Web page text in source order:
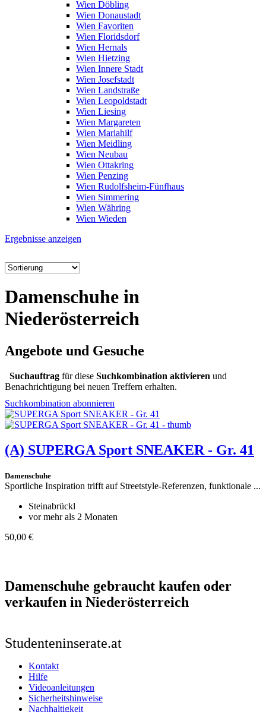
Wien Döbling
Wien Donaustadt
Wien Favoriten
Wien Floridsdorf
Wien Hernals
Wien Hietzing
Wien Innere Stadt
Wien Josefstadt
Wien Landstraße
Wien Leopoldstadt
Wien Liesing
Wien Margareten
Wien Mariahilf
Wien Meidling
Wien Neubau
Wien Ottakring
Wien Penzing
Wien Rudolfsheim-Fünfhaus
Wien Simmering
Wien Währing
Wien Wieden
Ergebnisse anzeigen
Damenschuhe in
Niederösterreich
Angebote und Gesuche
Suchauftrag für diese Suchkombination aktivieren und
Benachrichtigung bei neuen Treffern erhalten.
Suchkombination abonnieren
(A) SUPERGA Sport SNEAKER - Gr. 41
Damenschuhe
Sportliche Inspiration trifft auf Streetstyle-Referenzen, funktionale ...
Steinabrückl
vor mehr als 2 Monaten
50,00 €
Damenschuhe gebraucht kaufen oder
verkaufen in Niederösterreich
Studenteninserate.at
Kontakt
Hilfe
Videoanleitungen
Sicherheitshinweise
Nachhaltigkeit